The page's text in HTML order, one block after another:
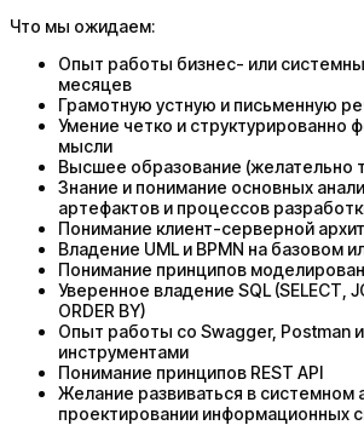
Что мы ожидаем:
Опыт работы бизнес- или
месяцев
Грамотную устную и письменную
Умение четко и структурированно
мысли
Высшее образование (желательно
Знание и понимание основных
артефактов и процессов
Понимание клиент-серверной
Владение UML и BPMN на базовом
Понимание принципов
Уверенное владение SQL (SELECT,
ORDER BY)
Опыт работы со Swagger, Postman
инструментами
Понимание принципов REST API
Желание развиваться в системном
проектировании информационных